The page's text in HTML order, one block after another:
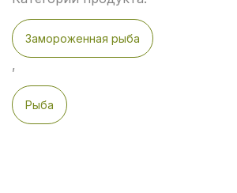
Замороженная рыба
,
Рыба